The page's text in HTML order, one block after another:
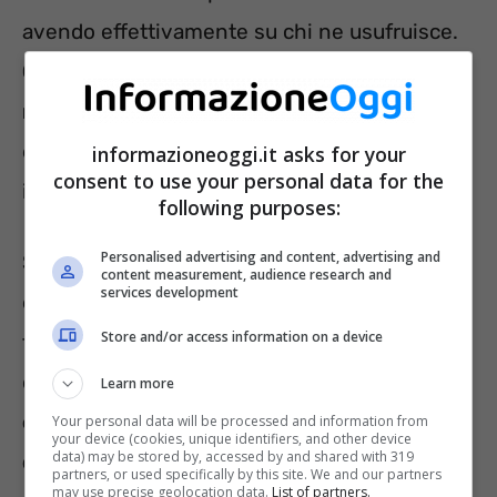
avendo effettivamente su chi ne usufruisce.
Come si potrebbe valutarla? Difficile
misurare sotto forma di ritorno economico
e di qualsiasi altra forma sul breve termine se
in non in termini di consumi.
Su questo fronte la cosiddetta “Card Cultura”
e la sua eliminazione nel 2024 sarà una
tematica da affrontare soprattutto nel campo
dell’editoria.È infatti sicuramente vero che
circa 80% dei circa 1 miliardo di euro spesi
dal 2016sono stati spesi in libri e riviste.
informazioneoggi.it asks for your
consent to use your personal data for the
following purposes:
Personalised advertising and content, advertising and
content measurement, audience research and
services development
Store and/or access information on a device
Learn more
Your personal data will be processed and information from
your device (cookies, unique identifiers, and other device
data) may be stored by, accessed by and shared with 319
partners, or used specifically by this site. We and our partners
may use precise geolocation data. List of partners.